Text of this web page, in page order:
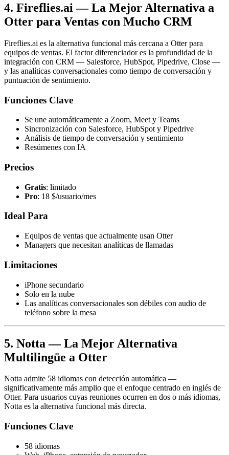
4. Fireflies.ai — La Mejor Alternativa a
Otter para Ventas con Mucho CRM
Fireflies.ai es la alternativa funcional más cercana a Otter para
equipos de ventas. El factor diferenciador es la profundidad de la
integración con CRM — Salesforce, HubSpot, Pipedrive, Close —
y las analíticas conversacionales como tiempo de conversación y
puntuación de sentimiento.
Funciones Clave
Se une automáticamente a Zoom, Meet y Teams
Sincronización con Salesforce, HubSpot y Pipedrive
Análisis de tiempo de conversación y sentimiento
Resúmenes con IA
Precios
Gratis: limitado
Pro: 18 $/usuario/mes
Ideal Para
Equipos de ventas que actualmente usan Otter
Managers que necesitan analíticas de llamadas
Limitaciones
iPhone secundario
Solo en la nube
Las analíticas conversacionales son débiles con audio de
teléfono sobre la mesa
5. Notta — La Mejor Alternativa
Multilingüe a Otter
Notta admite 58 idiomas con detección automática —
significativamente más amplio que el enfoque centrado en inglés de
Otter. Para usuarios cuyas reuniones ocurren en dos o más idiomas,
Notta es la alternativa funcional más directa.
Funciones Clave
58 idiomas